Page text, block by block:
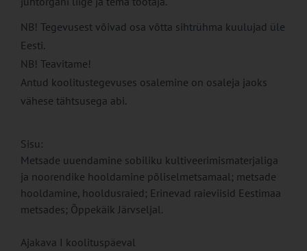
NB! Tegevusest võivad osa võtta sihtrühma kuulujad üle
Eesti.
NB! Teavitame!
Antud koolitustegevuses osalemine on osaleja jaoks
vähese tähtsusega abi.
Sisu:
Metsade uuendamine sobiliku kultiveerimismaterjaliga
ja noorendike hooldamine põliselmetsamaal; metsade
hooldamine, hooldusraied; Erinevad raieviisid Eestimaa
metsades; Õppekäik Järvseljal.
Ajakava I koolituspäeval